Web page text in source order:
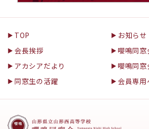
TOP
お知らせ
会長挨拶
嚶鳴同窓
アカシアだより
嚶鳴同窓
同窓生の活躍
会員専用